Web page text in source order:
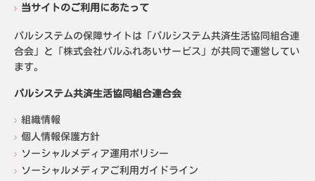
当サイトのご利用にあたって
パルシステムの保障サイトは「パルシステム共済生活協同組合連
合会」と「株式会社パルふれあいサービス」が共同で運営してい
ます。
パルシステム共済生活協同組合連合会
組織情報
個人情報保護方針
ソーシャルメディア運用ポリシー
ソーシャルメディアご利用ガイドライン